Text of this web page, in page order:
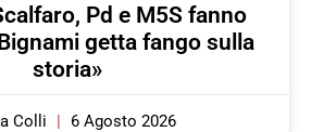
Pd e M5S fanno
getta fango sulla
storia»
Colli 6 Agosto 2026